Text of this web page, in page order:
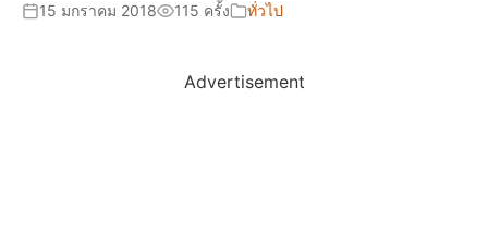
15 มกราคม 2018 115 ครั้ง ทั่วไป
Advertisement